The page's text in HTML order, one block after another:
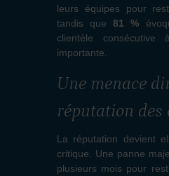
leurs équipes pour
tandis que81 %
clientèle consécutive
importante.
Une menace
réputation des
La réputation devient
critique. Une panne
plusieurs mois pour